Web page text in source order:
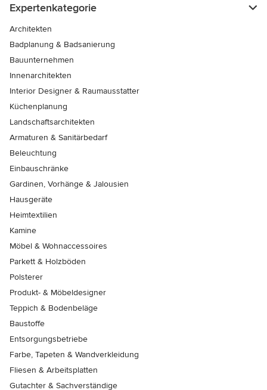
Expertenkategorie
Architekten
Badplanung & Badsanierung
Bauunternehmen
Innenarchitekten
Interior Designer & Raumausstatter
Küchenplanung
Landschaftsarchitekten
Armaturen & Sanitärbedarf
Beleuchtung
Einbauschränke
Gardinen, Vorhänge & Jalousien
Hausgeräte
Heimtextilien
Kamine
Möbel & Wohnaccessoires
Parkett & Holzböden
Polsterer
Produkt- & Möbeldesigner
Teppich & Bodenbeläge
Baustoffe
Entsorgungsbetriebe
Farbe, Tapeten & Wandverkleidung
Fliesen & Arbeitsplatten
Gutachter & Sachverständige